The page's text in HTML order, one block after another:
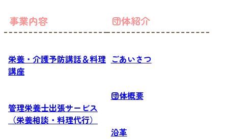
事業内容
栄養・介護予防講話＆料理
講座
管理栄養士出張サービス
（栄養相談・料理代行）
団体紹介
ごあいさつ
団体概要
沿革